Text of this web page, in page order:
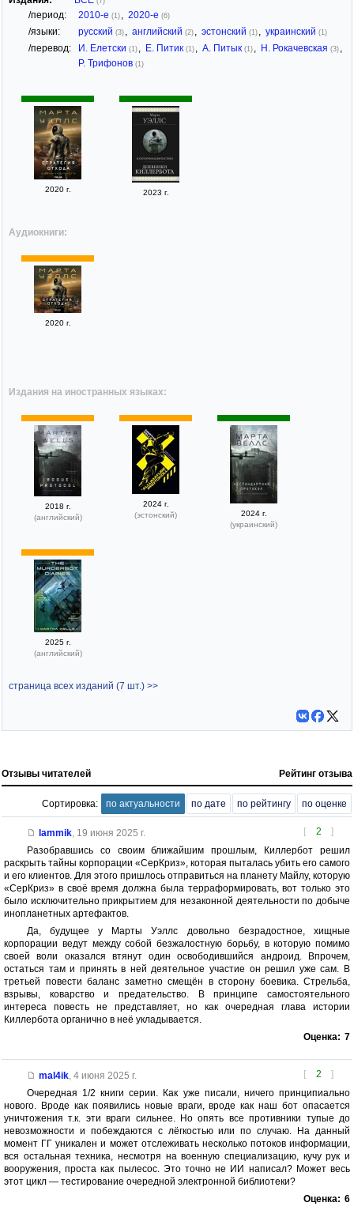
/период: 2010-е (1) 2020-е (6)
/языки: русский (3) английский (2) эстонский (1) украинский (1)
/перевод: И. Елетски (1) Е. Питик (1) А. Питык (1) Н. Рокачевская (3)
Р. Трифонов (1)
2020 г. 2023 г.
Аудиокниги:
2020 г.
Издания на иностранных языках:
2018 г.
(английский)
2024 г.
(эстонский)
2024 г.
(украинский)
2025 г.
(английский)
страница всех изданий (7 шт.) >>
Отзывы читателей Рейтинг отзыва
Сортировка: по актуальности по дате по рейтингу по оценке
[ 2 ]
lammik, 19 июня 2025 г.
Разобравшись со своим ближайшим прошлым, Киллербот решил
раскрыть тайны корпорации «СерКриз», которая пыталась убить его самого
и его клиентов. Для этого пришлось отправиться на планету Майлу, которую
«СерКриз» в своё время должна была терраформировать, вот только это
было исключительно прикрытием для незаконной деятельности по добыче
инопланетных артефактов.
Да, будущее у Марты Уэллс довольно безрадостное, хищные
корпорации ведут между собой безжалостную борьбу, в которую помимо
своей воли оказался втянут один освободившийся андроид. Впрочем,
остаться там и принять в ней деятельное участие он решил уже сам. В
третьей повести баланс заметно смещён в сторону боевика. Стрельба,
взрывы, коварство и предательство. В принципе самостоятельного
интереса повесть не представляет, но как очередная глава истории
Киллербота органично в неё укладывается.
Оценка: 7
[ 2 ]
mal4ik, 4 июня 2025 г.
Очередная 1/2 книги серии. Как уже писали, ничего принципиально
нового. Вроде как появились новые враги, вроде как наш бот опасается
уничтожения т.к. эти враги сильнее. Но опять все противники тупые до
невозможности и побеждаются с лёгкостью или по случаю. На данный
момент ГГ уникален и может отслеживать несколько потоков информации,
вся остальная техника, несмотря на военную специализацию, кучу рук и
вооружения, проста как пылесос. Это точно не ИИ написал? Может весь
этот цикл — тестирование очередной электронной библиотеки?
Оценка: 6